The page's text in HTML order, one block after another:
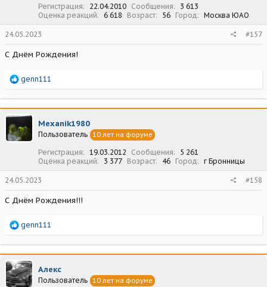
Регистрация 22.04.2010 Сообщения
3 613
Оценка реакций
6 618 Возраст 56 Город Москва ЮАО
24.05.2023 #157
С Днём Рождения!
Р
а
к
ц
и
и
genn111
Mexanik1980
Пользователь 10 лет на форуме
Регистрация 19.03.2012 Сообщения
5 261
Оценка реакций
3 377 Возраст 46 Город г Бронницы
24.05.2023 #158
С Днём Рождения!!!
Р
а
к
ц
и
и
genn111
Алекс
Пользователь 10 лет на форуме